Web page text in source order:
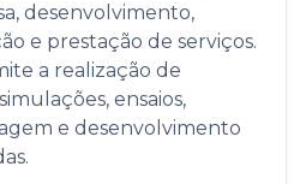
desenvolvimento,
e prestação de serviços.
a realização de
ensaios,
e desenvolvimento